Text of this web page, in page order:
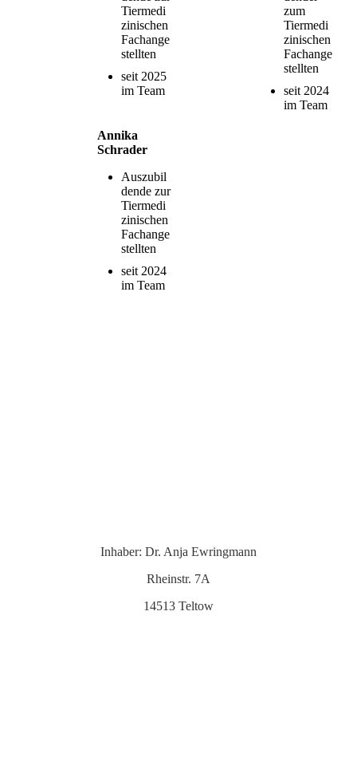
Tiermedi
zinischen
Fachange
stellten
seit 2025
im Team
zum
Tiermedi
zinischen
Fachange
stellten
seit 2024
im Team
Annika
Schrader
Auszubil
dende zur
Tiermedi
zinischen
Fachange
stellten
seit 2024
im Team
Inhaber: Dr. Anja Ewringmann
Rheinstr. 7A
14513 Teltow